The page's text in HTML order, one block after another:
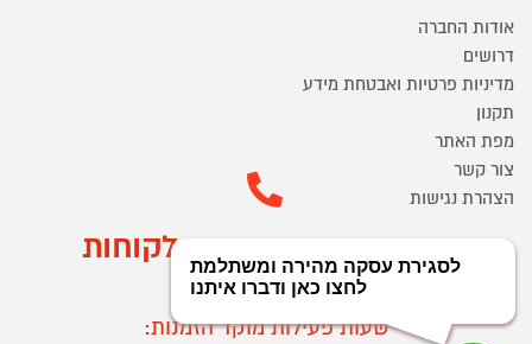
אודות החברה
דרושים
מדיניות פרטיות ואבטחת מידע
תקנון
מפת האתר
צור קשר
הצהרת נגישות
מוקד הזמנות ושירות לקוחות
03-9545370
שעות פעילות מוקד הזמנות: